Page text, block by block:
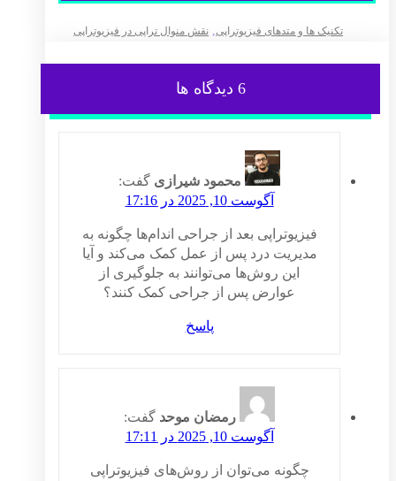
تکنیک ها و متدهای فیزیوتراپی, نقش منوال تراپی در فیزیوتراپی
6 دیدگاه ها
محمود شیرازی گفت:
آگوست 10, 2025 در 17:16
فیزیوتراپی بعد از جراحی اندام‌ها چگونه به
مدیریت درد پس از عمل کمک می‌کند و آیا
این روش‌ها می‌توانند به جلوگیری از
عوارض پس از جراحی کمک کنند؟
پاسخ
رمضان موحد گفت:
آگوست 10, 2025 در 17:11
چگونه می‌توان از روش‌های فیزیوتراپی